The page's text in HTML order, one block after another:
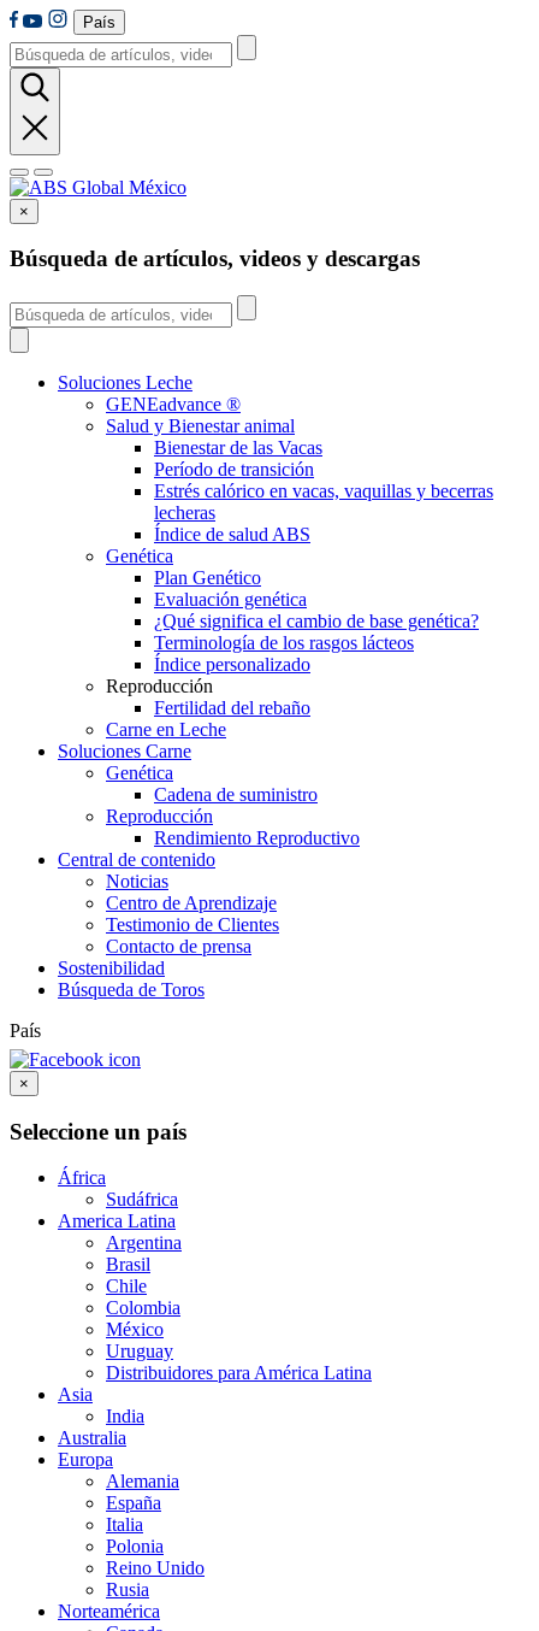
País
×
Búsqueda de artículos, videos y descargas
Soluciones Leche
GENEadvance ®
Salud y Bienestar animal
Bienestar de las Vacas
Período de transición
Estrés calórico en vacas, vaquillas y becerras
lecheras
Índice de salud ABS
Genética
Plan Genético
Evaluación genética
¿Qué significa el cambio de base genética?
Terminología de los rasgos lácteos
Índice personalizado
Reproducción
Fertilidad del rebaño
Carne en Leche
Soluciones Carne
Genética
Cadena de suministro
Reproducción
Rendimiento Reproductivo
Central de contenido
Noticias
Centro de Aprendizaje
Testimonio de Clientes
Contacto de prensa
Sostenibilidad
Búsqueda de Toros
País
×
Seleccione un país
África
Sudáfrica
America Latina
Argentina
Brasil
Chile
Colombia
México
Uruguay
Distribuidores para América Latina
Asia
India
Australia
Europa
Alemania
España
Italia
Polonia
Reino Unido
Rusia
Norteamérica